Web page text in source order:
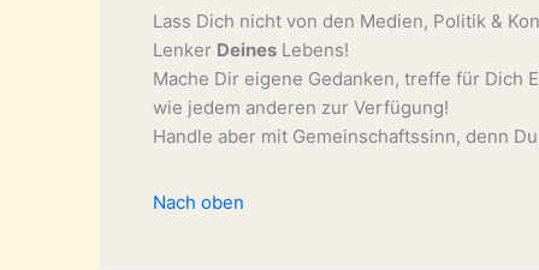
Lass Dich nicht von den Medien, Politik &
Lenker Deines Lebens!
Mache Dir eigene Gedanken, treffe für Dich
wie jedem anderen zur Verfügung!
Handle aber mit Gemeinschaftssinn, denn
Nach oben